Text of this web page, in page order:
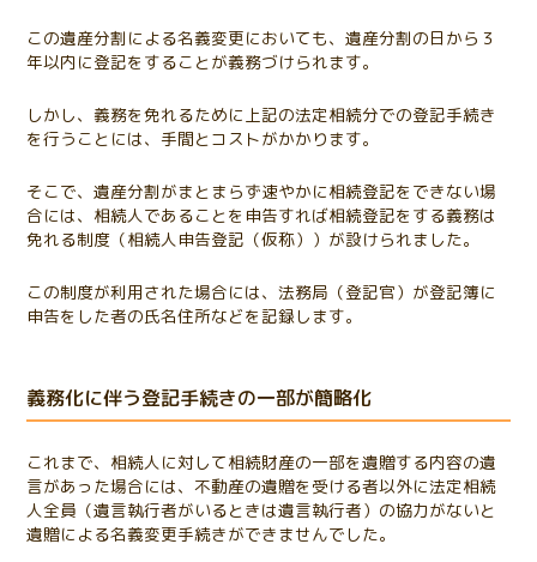
この遺産分割による名義変更においても、遺産分割の日から３
年以内に登記をすることが義務づけられます。
しかし、義務を免れるために上記の法定相続分での登記手続き
を行うことには、手間とコストがかかります。
そこで、遺産分割がまとまらず速やかに相続登記をできない場
合には、相続人であることを申告すれば相続登記をする義務は
免れる制度（相続人申告登記（仮称））が設けられました。
この制度が利用された場合には、法務局（登記官）が登記簿に
申告をした者の氏名住所などを記録します。
義務化に伴う登記手続きの一部が簡略化
これまで、相続人に対して相続財産の一部を遺贈する内容の遺
言があった場合には、不動産の遺贈を受ける者以外に法定相続
人全員（遺言執行者がいるときは遺言執行者）の協力がないと
遺贈による名義変更手続きができませんでした。